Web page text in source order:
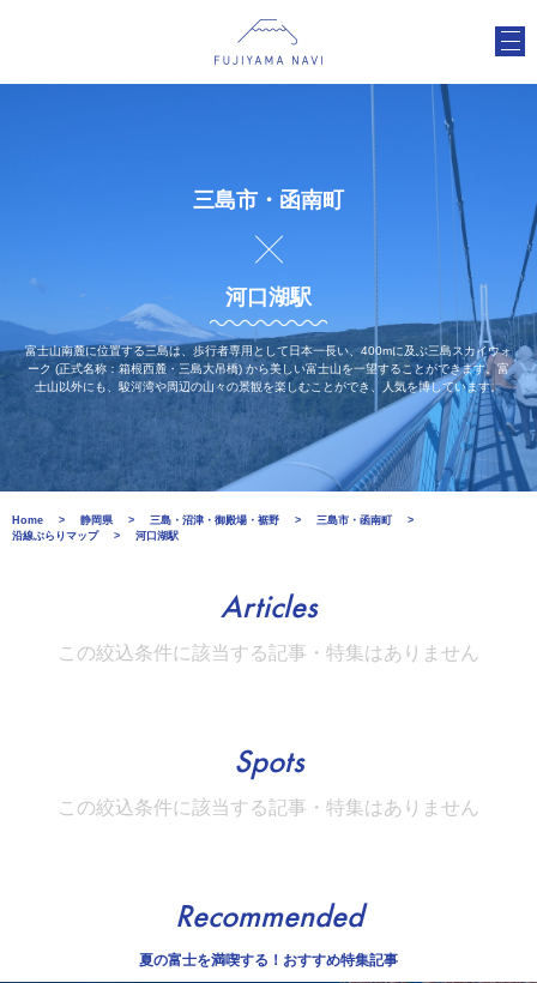
三島市・函南町
河口湖駅
富士山南麓に位置する三島は、歩行者専用として日本一長い、400mに及ぶ三島スカイウォ
ーク (正式名称：箱根西麓・三島大吊橋) から美しい富士山を一望することができます。富
士山以外にも、駿河湾や周辺の山々の景観を楽しむことができ、人気を博しています。
Home 静岡県 三島・沼津・御殿場・裾野
三島市・函南町
沿線ぶらりマップ
河口湖駅
Articles
この絞込条件に該当する記事・特集はありません
Spots
この絞込条件に該当する記事・特集はありません
Recommended
夏の富士を満喫する！おすすめ特集記事